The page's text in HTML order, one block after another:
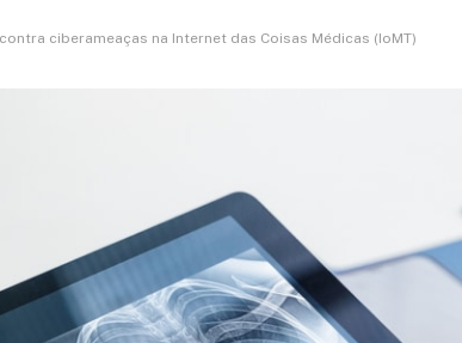
ciberameaças na Internet das Coisas Médicas (IoMT)